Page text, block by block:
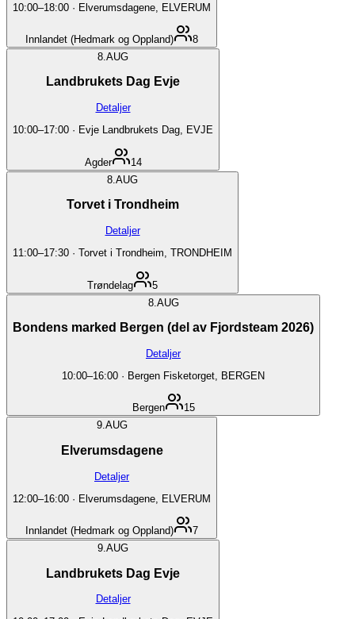
10:00–18:00 · Elverumsdagene, ELVERUM
Innlandet (Hedmark og Oppland)
8
8. AUG
Landbrukets Dag Evje
Detaljer
10:00–17:00 · Evje Landbrukets Dag, EVJE
Agder
14
8. AUG
Torvet i Trondheim
Detaljer
11:00–17:30 · Torvet i Trondheim, TRONDHEIM
Trøndelag
5
8. AUG
Bondens marked Bergen (del av Fjordsteam 2026)
Detaljer
10:00–16:00 · Bergen Fisketorget, BERGEN
Bergen
15
9.AUG
Elverumsdagene
Detaljer
12:00–16:00 · Elverumsdagene, ELVERUM
Innlandet (Hedmark og Oppland)
7
9.AUG
Landbrukets Dag Evje
Detaljer